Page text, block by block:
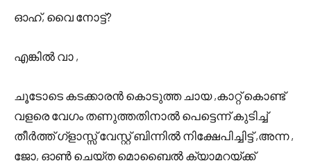
ഓഹ്, വൈ നോട്ട്?
എങ്കിൽ വാ ,
ചൂടോടെ കടക്കാരൻ കൊടുത്ത ചായ ,കാറ്റ് കൊണ്ട്
വളരെ വേഗം തണുത്തതിനാൽ പെട്ടെന്ന് കുടിച്ച്
തീർത്ത് ഗ്ളാസ്സ് വേസ്റ്റ് ബിന്നിൽ നിക്ഷേപിച്ചിട്ട് ,അന്ന ,
ജോ, ഓൺ ചെയ്ത മൊബൈൽ ക്യാമറയ്ക്ക്